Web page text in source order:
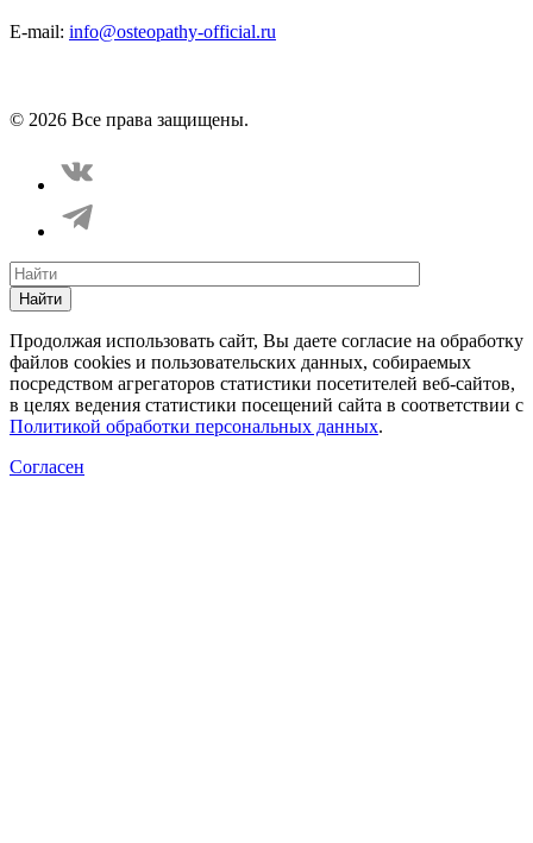
E-mail: info@osteopathy-official.ru
© 2026 Все права защищены.
Найти
Продолжая использовать сайт, Вы даете согласие на обработку
файлов cookies и пользовательских данных, собираемых
посредством агрегаторов статистики посетителей веб-сайтов,
в целях ведения статистики посещений сайта в соответствии с
Политикой обработки персональных данных.
Согласен